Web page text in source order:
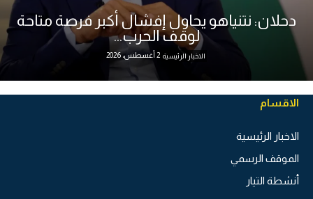
دحلان: نتنياهو يحاول إفشال أكبر فرصة متاحة
لوقف الحرب...
الاخبار الرئيسية 2 أغسطس، 2026
الاقسام
الاخبار الرئيسية
الموقف الرسمي
أنشطة التيار